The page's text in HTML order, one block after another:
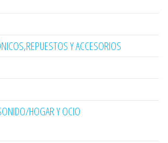
Y ACCESORIOS
HOGAR Y OCIO